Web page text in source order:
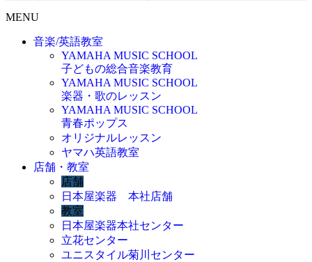
MENU
音楽/英語教室
YAMAHA MUSIC SCHOOL
子どもの総合音楽教育
YAMAHA MUSIC SCHOOL
楽器・歌のレッスン
YAMAHA MUSIC SCHOOL
青春ポップス
オリジナルレッスン
ヤマハ英語教室
店舗・教室
店舗
日本屋楽器 本社店舗
教室
日本屋楽器本社センター
立花センター
ユニスタイル菊川センター